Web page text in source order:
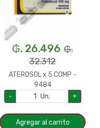
₲. 26.496 ₲.
32.312
ATEROSOL x 5 COMP -
9484
-
Un. +
Agregar al carrito